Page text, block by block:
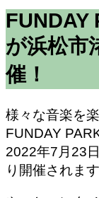
FUNDAY
が浜松市
催！
様々な音楽を
FUNDAY
2022年7月23
り開催されます